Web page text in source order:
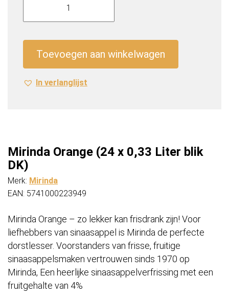
(24
blik
DK)
Toevoegen aan winkelwagen
In verlanglijst
Mirinda Orange (24 x 0,33 Liter blik
DK)
Merk: Mirinda
EAN: 5741000223949
Mirinda Orange – zo lekker kan frisdrank zijn! Voor
liefhebbers van sinaasappel is Mirinda de perfecte
dorstlesser. Voorstanders van frisse, fruitige
sinaasappelsmaken vertrouwen sinds 1970 op
Mirinda, Een heerlijke sinaasappelverfrissing met een
fruitgehalte van 4%